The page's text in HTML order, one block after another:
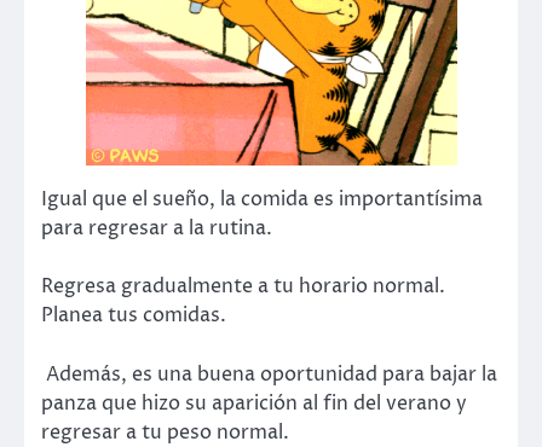
Igual que el sueño, la comida es importantísima
para regresar a la rutina.
Regresa gradualmente a tu horario normal.
Planea tus comidas.
Además, es una buena oportunidad para bajar la
panza que hizo su aparición al fin del verano y
regresar a tu peso normal.